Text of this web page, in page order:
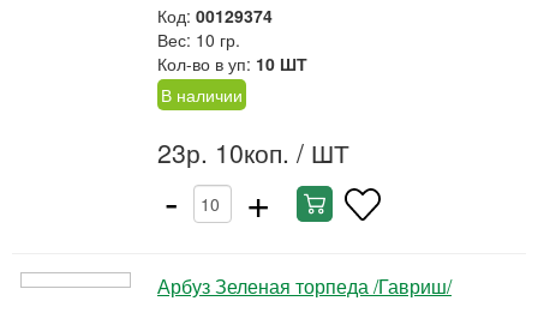
Код: 00129374
Вес: 10 гр.
Кол-во в уп: 10 ШТ
В наличии
23р. 10коп. / ШТ
- +
Арбуз Зеленая торпеда /Гавриш/